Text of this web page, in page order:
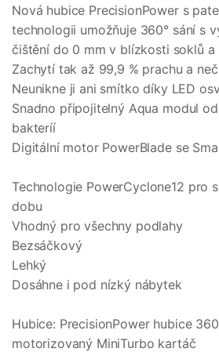
Nová hubice PrecisionPower s
technologii umožňuje 360° sání s
čištění do 0 mm v blízkosti soklů a
Zachytí tak až 99,9 % prachu a
Neunikne ji ani smítko díky LED
Snadno připojitelný Aqua modul
bakteríí
Digitální motor PowerBlade se
Technologie PowerCyclone12 pro
dobu
Vhodný pro všechny podlahy
Bezsáčkový
Lehký
Dosáhne i pod nízký nábytek
Hubice: PrecisionPower hubice
motorizovaný MiniTurbo kartáč